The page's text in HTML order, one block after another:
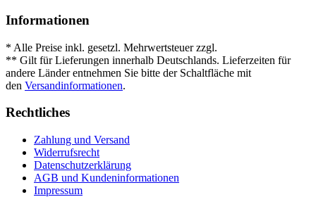
Informationen
* Alle Preise inkl. gesetzl. Mehrwertsteuer zzgl.
** Gilt für Lieferungen innerhalb Deutschlands. Lieferzeiten für
andere Länder entnehmen Sie bitte der Schaltfläche mit
den Versandinformationen.
Rechtliches
Zahlung und Versand
Widerrufsrecht
Datenschutzerklärung
AGB und Kundeninformationen
Impressum